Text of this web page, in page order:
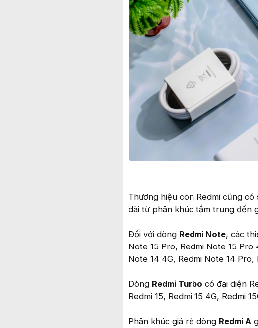
Thương hiệu con Redmi cũng
dài từ phân khúc tầm trung đến
Đối với dòng Redmi Note, các
Note 15 Pro, Redmi Note 15 Pro
Note 14 4G, Redmi Note 14 Pro,
Dòng Redmi Turbo có đại diện
Redmi 15, Redmi 15 4G, Redmi
Phân khúc giá rẻ dòng Redmi A